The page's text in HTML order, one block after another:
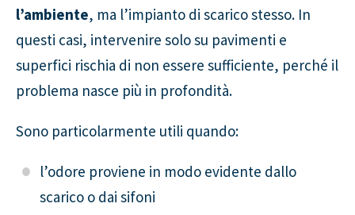
l’ambiente, ma l’impianto di scarico stesso. In
questi casi, intervenire solo su pavimenti e
superfici rischia di non essere sufficiente, perché il
problema nasce più in profondità.
Sono particolarmente utili quando:
l’odore proviene in modo evidente dallo
scarico o dai sifoni